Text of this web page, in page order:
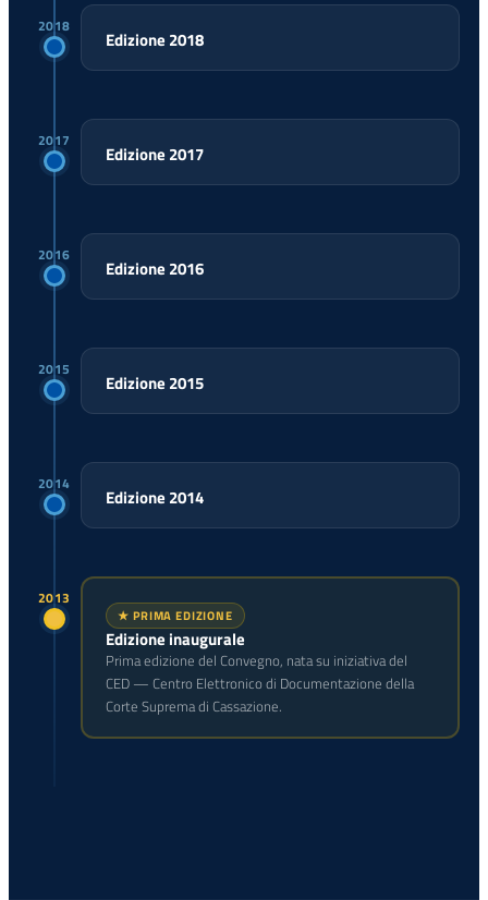
2018
Edizione 2018
2017
Edizione 2017
2016
Edizione 2016
2015
Edizione 2015
2014
Edizione 2014
2013
★ PRIMA EDIZIONE
Edizione inaugurale
Prima edizione del Convegno, nata su iniziativa del
CED — Centro Elettronico di Documentazione della
Corte Suprema di Cassazione.